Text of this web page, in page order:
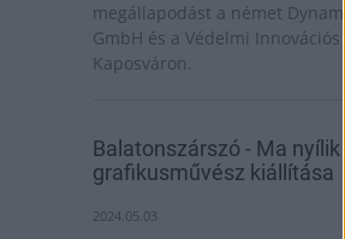
megállapodást a német
GmbH és a Védelmi Innovációs
Kaposváron.
Balatonszárszó - Ma nyílik
grafikusművész kiállítása
2024.05.03